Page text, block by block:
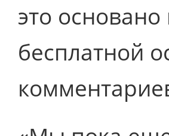
это
бесплатной